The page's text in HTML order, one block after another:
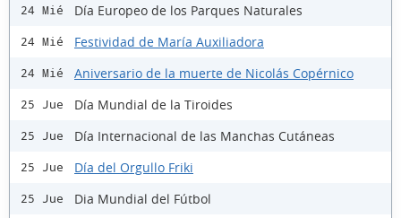
24 Mié Día Europeo de los Parques Naturales
24 Mié Festividad de María Auxiliadora
24 Mié Aniversario de la muerte de Nicolás Copérnico
25 Jue Día Mundial de la Tiroides
25 Jue Día Internacional de las Manchas Cutáneas
25 Jue Día del Orgullo Friki
25 Jue Dia Mundial del Fútbol